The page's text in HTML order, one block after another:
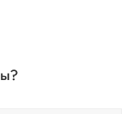
на Whats up, либо